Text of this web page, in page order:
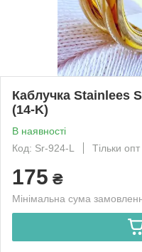
Каблучка Stainlees
(14-K)
В наявності
Код: Sr-924-L
Тільки опт
175 ₴
Мінімальна сума